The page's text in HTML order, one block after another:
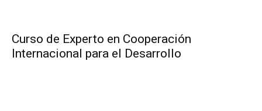
Curso de Experto en Cooperación
Internacional para el Desarrollo